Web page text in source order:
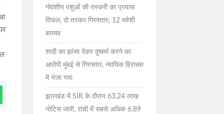
गोवंशीय पशुओं की तस्करी का प्रयास
विफल, दो तस्कर गिरफ्तार; 12 मवेशी
बरामद
शादी का झांसा देकर दुष्कर्म करने का
आरोपी मुंबई से गिरफ्तार, न्यायिक हिरासत
में भेजा गया
झारखंड में SIR के दौरान 63.24 लाख
नोटिस जारी, रांची में सबसे अधिक 6.89